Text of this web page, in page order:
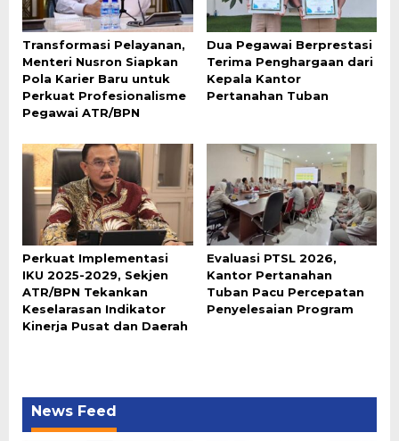
Transformasi Pelayanan,
Menteri Nusron Siapkan
Pola Karier Baru untuk
Perkuat Profesionalisme
Pegawai ATR/BPN
Dua Pegawai Berprestasi
Terima Penghargaan dari
Kepala Kantor
Pertanahan Tuban
Perkuat Implementasi
IKU 2025-2029, Sekjen
ATR/BPN Tekankan
Keselarasan Indikator
Kinerja Pusat dan Daerah
Evaluasi PTSL 2026,
Kantor Pertanahan
Tuban Pacu Percepatan
Penyelesaian Program
News Feed